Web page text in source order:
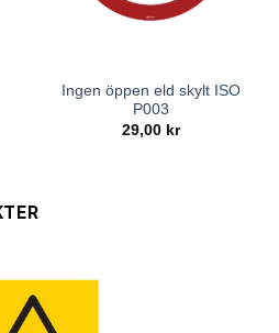
Ingen öppen eld skylt ISO
P003
29,00 kr